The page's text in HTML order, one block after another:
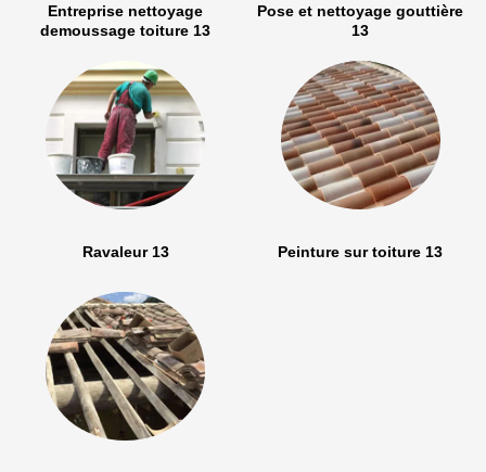
Entreprise nettoyage
demoussage toiture 13
Pose et nettoyage gouttière
13
Ravaleur 13 Peinture sur toiture 13